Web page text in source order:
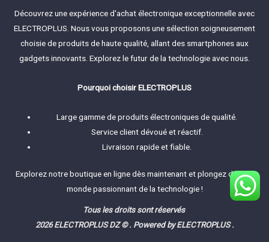
u
t
f
Découvrez une expérience d'achat électronique exceptionnelle avec
ELECTROPLUS. Nous vous proposons une sélection soigneusement
choisie de produits de haute qualité, allant des smartphones aux
gadgets innovants. Explorez le futur de la technologie avec nous.
Pourquoi choisir ELECTROPLUS
Large gamme de produits électroniques de qualité.
Service client dévoué et réactif.
Livraison rapide et fiable.
Explorez notre boutique en ligne dès maintenant et plongez dans le
monde passionnant de la technologie !
Tous les droits sont réservés
2026 ELECTROPLUS DZ © . Powered by ELECTROPLUS .